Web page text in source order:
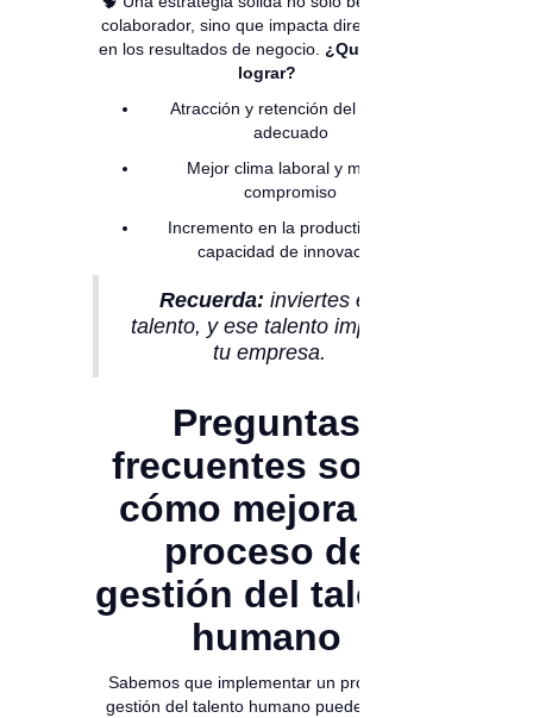
colaborador, sino que impacta directamente
en los resultados de negocio. ¿Qué puedes
lograr?
Atracción y retención del talento
adecuado
Mejor clima laboral y mayor
compromiso
Incremento en la productividad y
capacidad de innovación
Recuerda: inviertes en
talento, y ese talento impulsa
tu empresa.
Preguntas
frecuentes sobre
cómo mejorar el
proceso de
gestión del talento
humano
Sabemos que implementar un proceso de
gestión del talento humano puede generar